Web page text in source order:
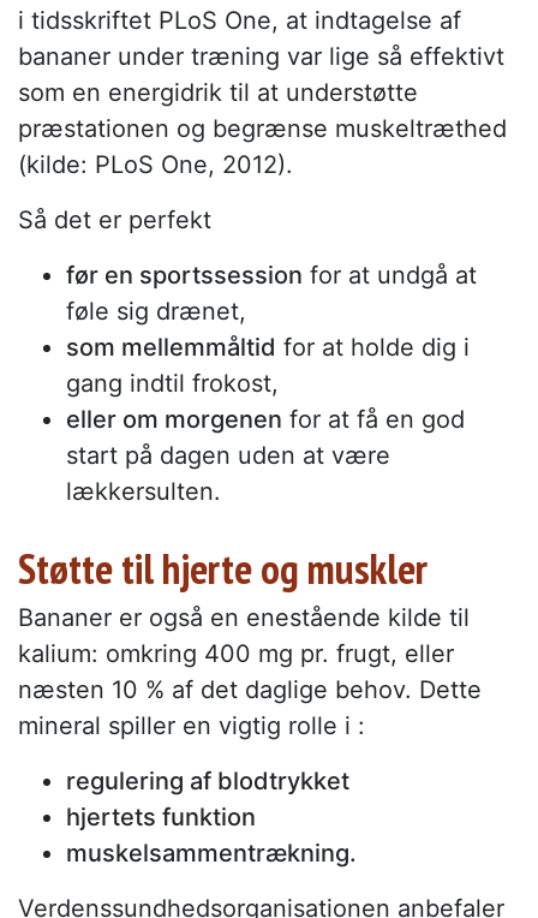
i tidsskriftet PLoS One, at indtagelse af
bananer under træning var lige så effektivt
som en energidrik til at understøtte
præstationen og begrænse muskeltræthed
(kilde: PLoS One, 2012).
Så det er perfekt
før en sportssession for at undgå at
føle sig drænet,
som mellemmåltid for at holde dig i
gang indtil frokost,
eller om morgenen for at få en god
start på dagen uden at være
lækkersulten.
Støtte til hjerte og muskler
Bananer er også en enestående kilde til
kalium: omkring 400 mg pr. frugt, eller
næsten 10 % af det daglige behov. Dette
mineral spiller en vigtig rolle i :
regulering af blodtrykket
hjertets funktion
muskelsammentrækning.
Verdenssundhedsorganisationen anbefaler